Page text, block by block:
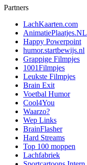
Partners
LachKaarten.com
AnimatiePlaatjes.NL
Happy Powerpoint
humor.startbewijs.nl
Grappige Filmpjes
1001Filmpjes
Leukste Filmpjes
Brain Exit
Voetbal Humor
Cool4You
Waarzo?
Wep Links
BrainFlasher
Hard Streams
Top 100 moppen
Lachfabriek